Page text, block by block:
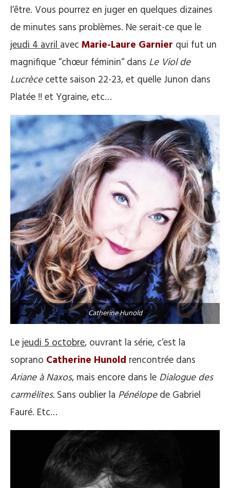
l’être. Vous pourrez en juger en quelques dizaines
de minutes sans problèmes. Ne serait-ce que le
jeudi 4 avrilavec Marie-Laure Garnier qui fut un
magnifique “chœur féminin“ dans Le Viol de
Lucrècecette saison 22-23, et quelle Junon dans
Platée !! et Ygraine, etc…
Catherine Hunold
Lejeudi 5 octobre, ouvrant la série, c’est la
soprano Catherine Hunold rencontrée dans
Ariane à Naxos, mais encore dans le Dialogue des
carmélites. Sans oublier la Pénélopede Gabriel
Fauré. Etc…